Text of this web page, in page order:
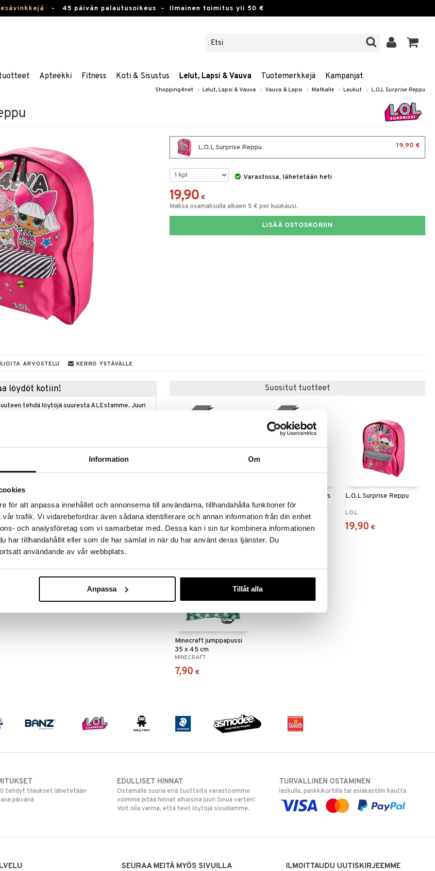
Information Om
för att anpassa innehållet och annonserna till användarna, tillhandahålla funktioner för
trafik. Vi vidarebefordrar även sådana identifierare och annan information från din enhet
och analysföretag som vi samarbetar med. Dessa kan i sin tur kombinera informationen
har tillhandahållit eller som de har samlat in när du har använt deras tjänster. Du
användande av vår webbplats.
Anpassa Tillåt alla
- 45 päivän palautusoikeus - Ilmainen toimitus yli 50 €
Apteekki Fitness Koti & Sisustus Lelut, Lapsi & Vauva Tuotemerkkejä Kampanjat
Shopping4net » Lelut, Lapsi & Vauva » Vauva & Lapsi » Matkalle » Laukut » L.O.L Surprise Reppu
L.O.L Surprise Reppu 19,90 €
Varastossa, lähetetään heti
19,90 €
Maksa osamaksulla alkaen 5 € per kuukausi.
LISÄÄ OSTOSKORIIN
ARVOSTELU KERRO YSTÄVÄLLE
löydöt kotiin!
tehdä löytöjä suuresta ALEstamme. Juuri
ale-löydöt »
ja siinä on trendikkäät L.O.L Surprise-tytöt.
vetoketjullinen tasku. Suureen taskuun
Suositut tuotteet
Reppu 38 x 28 x 16 cm
28,90 €
K-POP Demon Hunters
Reppu 42 x 30 x 18 cm
K-POP
32,91 €
uutuus
L.O.L Surprise Reppu
L.O.L.
19,90 €
Minecraft jumppapussi
35 x 45 cm
MINECRAFT
7,90 €
tehdyt tilaukset lähetetään
päivänä
EDULLISET HINNAT
Ostamalla suuria eriä tuotteita varastoomme
voimme pitää hinnat alhaisina juuri Sinua varten!
Voit olla varma, että teet löytöjä sivuillamme.
TURVALLINEN OSTAMINEN
laskulla, pankkikortilla tai asiakastilin kautta
SEURAA MEITÄ MYÖS SIVUILLA ILMOITTAUDU UUTISKIRJEEMME